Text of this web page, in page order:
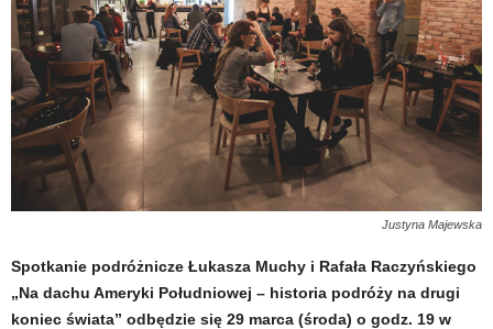
Justyna Majewska
Spotkanie podróżnicze Łukasza Muchy i Rafała Raczyńskiego
„Na dachu Ameryki Południowej – historia podróży na drugi
koniec świata” odbędzie się 29 marca (środa) o godz. 19 w